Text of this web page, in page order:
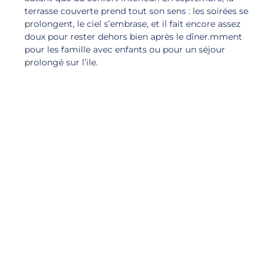
terrasse couverte prend tout son sens : les soirées se
prolongent, le ciel s’embrase, et il fait encore assez
doux pour rester dehors bien après le dîner.mment
pour les famille avec enfants ou pour un séjour
prolongé sur l’ile.